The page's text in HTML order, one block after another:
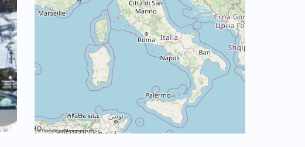
©OpenStreetMapcontributors